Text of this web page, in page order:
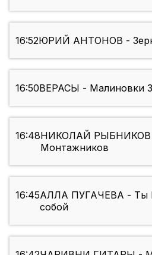
16:52ЮРИЙ АНТОНОВ -
16:50ВЕРАСЫ - Малиновки
16:48НИКОЛАЙ
Монтажников
16:45АЛЛА ПУГАЧЕВА - Ты
собой